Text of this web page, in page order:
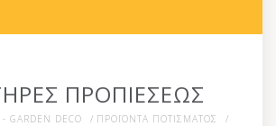
ΠΡΟΠΙΕΣΕΩΣ
GARDEN DECO / ΠΡΟΪΟΝΤΑ ΠΟΤΙΣΜΑΤΟΣ
/